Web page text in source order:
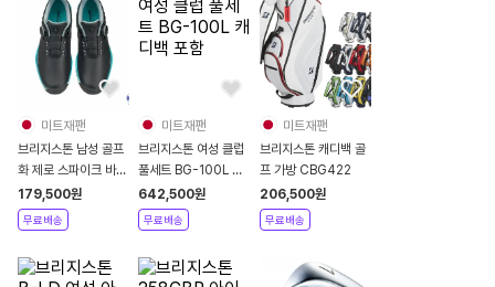
미트재팬
브리지스톤 남성 골프
화 제로 스파이크 바이
터 라이트 스파이크리
스 SH2505
179,500원
무료배송
미트재팬
브리지스톤 여성 클럽
풀세트 BG-100L 캐
디백 포함
642,500원
무료배송
미트재팬
브리지스톤 캐디백 골
프 가방 CBG422
206,500원
무료배송